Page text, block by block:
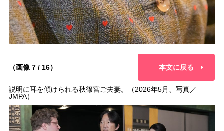
（画像 7 / 16） 本文に戻る
説明に耳を傾けられる秋篠宮ご夫妻。（2026年5月、写真／
JMPA）